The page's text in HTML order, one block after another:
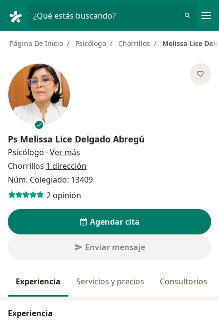
¿Qué estás buscando?
Página De Inicio Psicólogo Chorrillos Melissa Lice
Ps Melissa Lice Delgado Abregú
Psicólogo · Ver más
Chorrillos 1 dirección
Núm. Colegiado: 13409
2 opinión
Agendar cita
Enviar mensaje
Experiencia Servicios y precios Consultorios
Experiencia